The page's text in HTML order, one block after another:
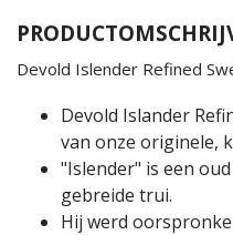
Devold Islender Refined
Devold Islander
van onze originele,
"Islender" is een
gebreide trui.
Hij werd